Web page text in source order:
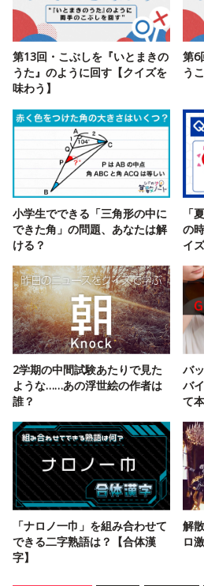
第13回・こぶしを『いとまきの
うた』のように回す【クイズを
味わう】
第6
う
小学生でできる「三角形の中に
できた角」の問題、あなたは解
ける？
「
の
イズ
2学期の中間試験あたりで見た
ような……あの浮世絵の作者は
誰？
バ
バ
て
「ナロノ一巾」を組み合わせて
できる二字熟語は？【合体漢
字】
解
ロ